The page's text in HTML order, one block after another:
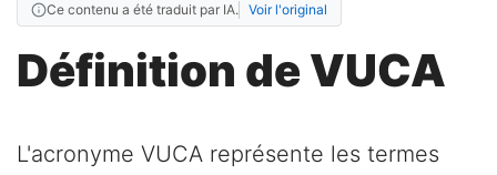
Ce contenu a été traduit par IA. Voir l'original
Définition de VUCA
L'acronyme VUCA représente les termes